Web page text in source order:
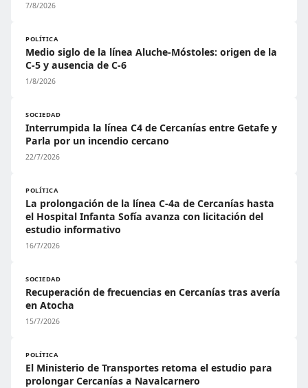
7/8/2026
POLÍTICA
Medio siglo de la línea Aluche-Móstoles: origen de la
C-5 y ausencia de C-6
1/8/2026
SOCIEDAD
Interrumpida la línea C4 de Cercanías entre Getafe y
Parla por un incendio cercano
22/7/2026
POLÍTICA
La prolongación de la línea C-4a de Cercanías hasta
el Hospital Infanta Sofía avanza con licitación del
estudio informativo
16/7/2026
SOCIEDAD
Recuperación de frecuencias en Cercanías tras avería
en Atocha
15/7/2026
POLÍTICA
El Ministerio de Transportes retoma el estudio para
prolongar Cercanías a Navalcarnero